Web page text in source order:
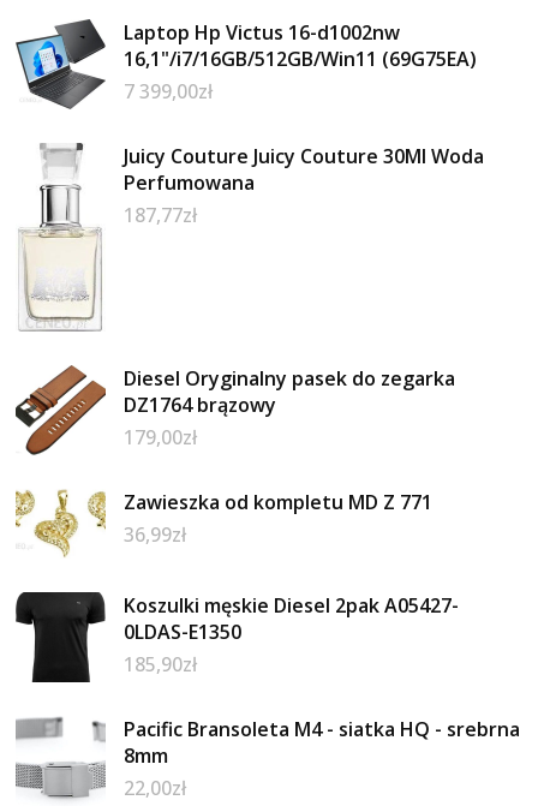
Laptop Hp Victus 16-d1002nw
16,1"/i7/16GB/512GB/Win11 (69G75EA)
7 399,00zł
Juicy Couture Juicy Couture 30Ml Woda
Perfumowana
187,77zł
Diesel Oryginalny pasek do zegarka
DZ1764 brązowy
179,00zł
Zawieszka od kompletu MD Z 771
36,99zł
Koszulki męskie Diesel 2pak A05427-
0LDAS-E1350
185,90zł
Pacific Bransoleta M4 - siatka HQ - srebrna
8mm
22,00zł